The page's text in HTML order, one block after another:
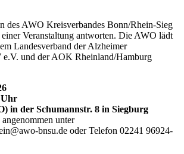
des AWO Kreisverbandes Bonn/Rhein-Sieg
Veranstaltung antworten. Die AWO lädt
Landesverband der Alzheimer
e.V. und der AOK Rheinland/Hamburg
Uhr
in der Schumannstr. 8 in Siegburg
unter
bnsu.de oder Telefon 02241 96924-